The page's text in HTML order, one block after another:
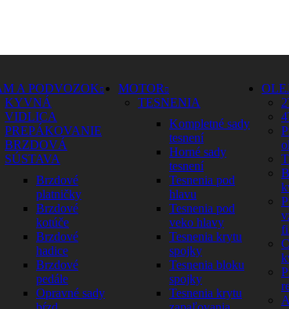
A PODVOZOK
KYVNÁ
VIDLICA
PREPÁKOVANIE
BRZDOVÁ
SÚSTAVA
Brzdové
platničky
Brzdové
kotúče
Brzdové
hadice
Brzdové
pedále
Opravné sady
MOTOR
TESNENIA
Kompletné sady
tesnení
Horné sady
tesnení
Tesnenia pod
hlavu
Tesnenia pod
veko hlavy
Tesnenia krytu
spojky
Tesnenia bloku
spojky
Tesnenia krytu